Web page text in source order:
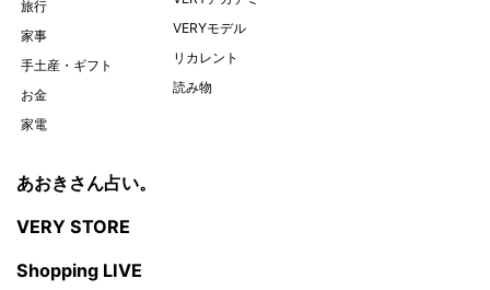
旅行
家事
手土産・ギフト
お金
家電
VERYモデル
リカレント
読み物
あおきさん占い。
VERY STORE
Shopping LIVE